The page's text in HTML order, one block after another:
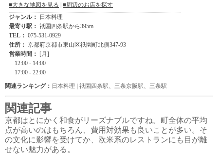
関連ランキング： 日本料理 | 祇園四条駅 三条京阪駅 三条駅
関連記事
京都はとにかく和食がリーズナブルですね。町全体の平均
点が高いのはもちろん、費用対効果も良いことが多い。そ
の文化に影響を受けてか、欧米系のレストランにも目が離
せない魅力がある。